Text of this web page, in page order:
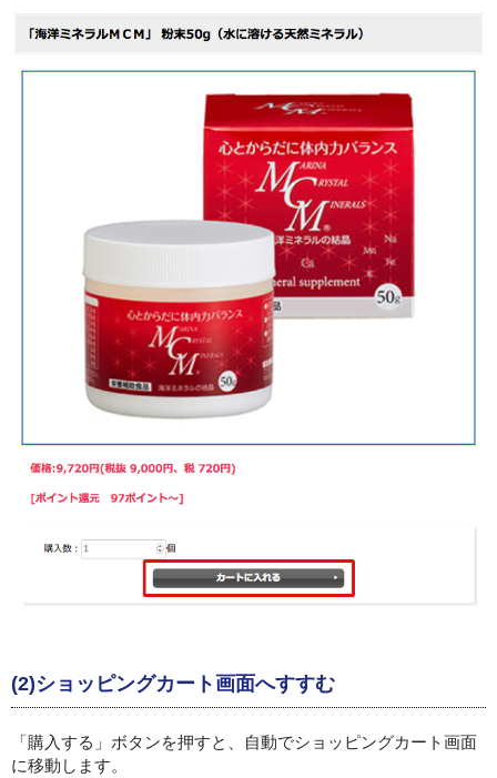
(2)ショッピングカート画面へすすむ
「購入する」ボタンを押すと、自動でショッピングカート画面
に移動します。